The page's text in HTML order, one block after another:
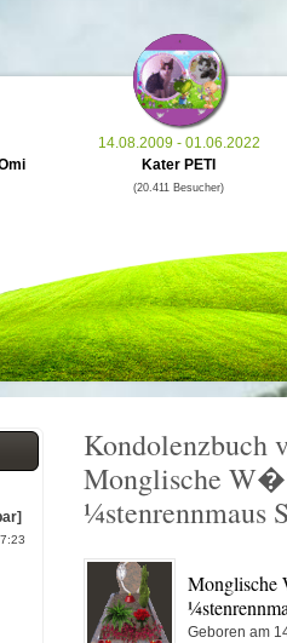
14.08.2009 - 01.06.2022
Kater PETI
(20.411 Besucher)
Kondolenzbuch
Monglische
¼stenrennmaus
Geboren am